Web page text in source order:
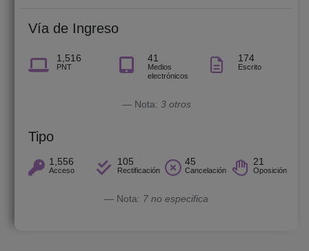
Vía de Ingreso
1,516
PNT
41
Medios
electrónicos
174
Escrito
Nota: 3 otros
Tipo
1,556
Acceso
105
Rectificación
45
Cancelación
21
Oposición
Nota: 7 no especifica